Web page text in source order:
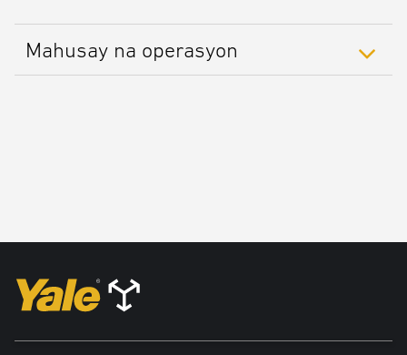
Mahusay na operasyon